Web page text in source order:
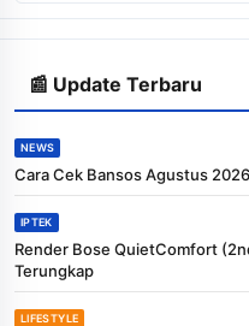
📰 Update Terbaru
NEWS
Cara Cek Bansos Agustus
IPTEK
Render Bose QuietComfort
Terungkap
LIFESTYLE